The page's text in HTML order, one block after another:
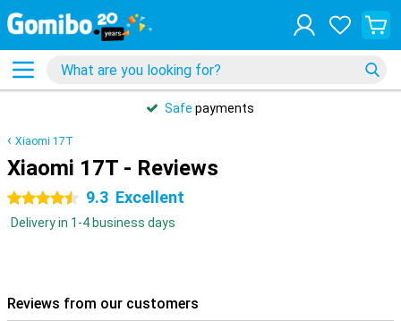
Safe payments
Xiaomi 17T
Xiaomi 17T - Reviews
4.5 stars 9.3 Excellent
Delivery in 1-4 business days
Reviews from our customers